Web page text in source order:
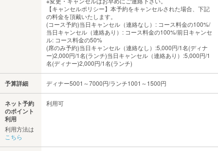
【キャンセルポリシー】本予約をキャンセルされた場合、下記
の料金を頂戴いたします。
(コース予約)当日キャンセル（連絡なし）: コース料金の100%/
当日キャンセル（連絡あり）: コース料金の100%/前日キャンセ
ル: コース料金の50%
(席のみ予約)当日キャンセル（連絡なし）:5,000円/1名(ディナ
ー)2,000円/1名(ランチ)当日キャンセル（連絡あり）:5,000円/1
名(ディナー)2,000円/1名(ランチ)
予算詳細 ディナー5001～7000円/ランチ1001～1500円
ネット予約
のポイント
利用
利用方法は
こちら
利用可